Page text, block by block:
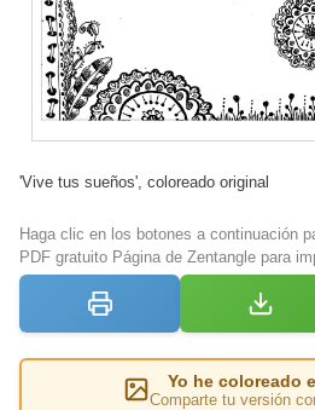
'Vive tus sueños', coloreado original
Haga clic en los botones a continuación
PDF gratuito Página de Zentangle para
Yo he coloreado
Comparte tu versión